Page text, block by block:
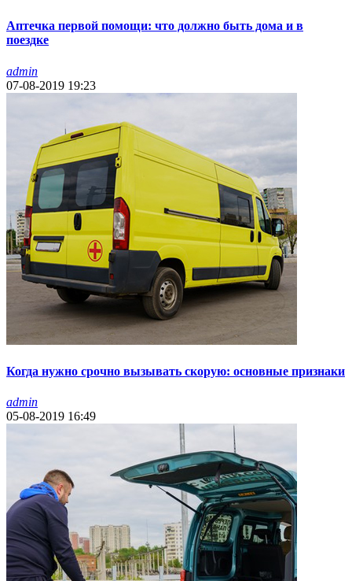
Аптечка первой помощи: что должно быть дома и в
поездке
admin
07-08-2019 19:23
Когда нужно срочно вызывать скорую: основные признаки
admin
05-08-2019 16:49